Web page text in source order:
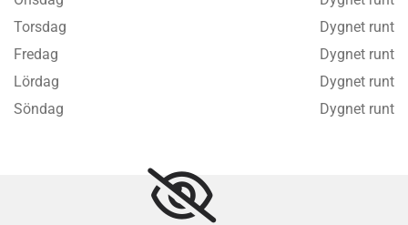
Torsdag
Dygnet runt
Fredag
Dygnet runt
Lördag
Dygnet runt
Söndag
Dygnet runt